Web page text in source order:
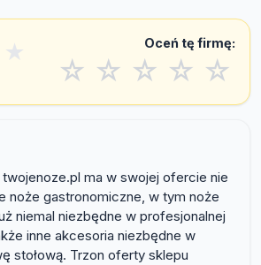
★ Oceń tę firmę:
☆ ☆ ☆ ☆ ☆
ma w swojej ofercie nie
noże gastronomiczne, w tym noże
niemal niezbędne w profesjonalnej
inne akcesoria niezbędne w
stołową. Trzon oferty sklepu